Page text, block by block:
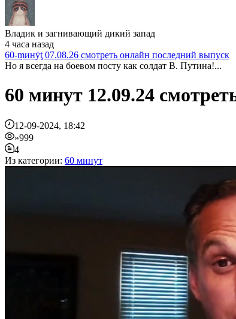
Владик и загнивающий дикий запад
4 часа назад
60-ṃинẏƫ 07.08.26 смотреть онлайн последний выпуск
Но я всегда на боевом посту как солдат В. Путина!...
60 минут 12.09.24
12-09-2024, 18:42
»999
4
Из категории: 60 минут